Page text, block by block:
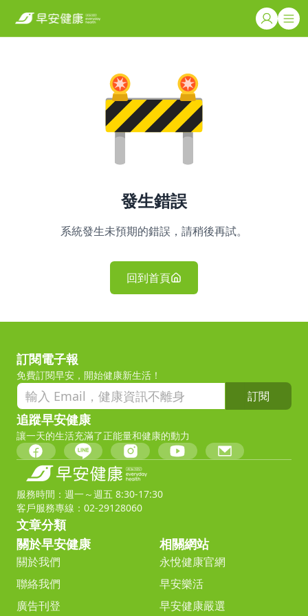
發生錯誤
系統發生未預期的錯誤，請稍後再試。
回到首頁
訂閱電子報
免費訂閱早安，開始健康新生活！
訂閱
追蹤早安健康
讓一天的生活充滿了正能量和健康的動力
服務時間：週一～週五 8:30-17:30
客戶服務專線：02-29128060
文章分類
關於早安健康
關於我們
聯絡我們
廣告刊登
相關網站
永悅健康官網
早安樂活
早安健康嚴選